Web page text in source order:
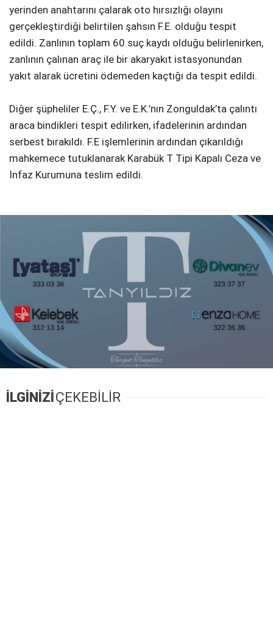
yerinden anahtarını çalarak oto hırsızlığı olayını
gerçekleştirdiği belirtilen şahsın F.E. olduğu tespit
edildi. Zanlının toplam 60 suç kaydı olduğu belirlenirken,
zanlının çalınan araç ile bir akaryakıt istasyonundan
yakıt alarak ücretini ödemeden kaçtığı da tespit edildi.
Diğer şüpheliler E.Ç., F.Y. ve E.K.’nın Zonguldak’ta çalıntı
araca bindikleri tespit edilirken, ifadelerinin ardından
serbest bırakıldı. F.E işlemlerinin ardından çıkarıldığı
mahkemece tutuklanarak Karabük T Tipi Kapalı Ceza ve
İnfaz Kurumuna teslim edildi.
İLGİNİZİÇEKEBİLİR